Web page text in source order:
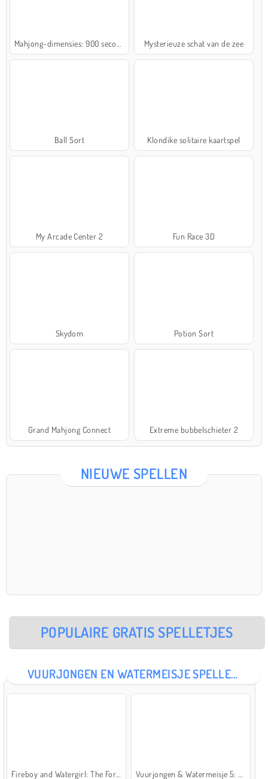
Mysterieuze schat van de zee
Ball Sort Klondike solitaire kaartspel
My Arcade Center 2 Fun Race 3D
Skydom Potion Sort
Grand Mahjong Connect Extreme bubbelschieter 2
NIEUWE SPELLEN
POPULAIRE GRATIS SPELLETJES
VUURJONGEN EN WATERMEISJE SPELLETJES